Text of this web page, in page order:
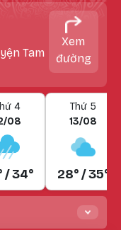
Tam
Xem
đường
4
08
/ 34°
Thứ 5
13/08
28° / 35°